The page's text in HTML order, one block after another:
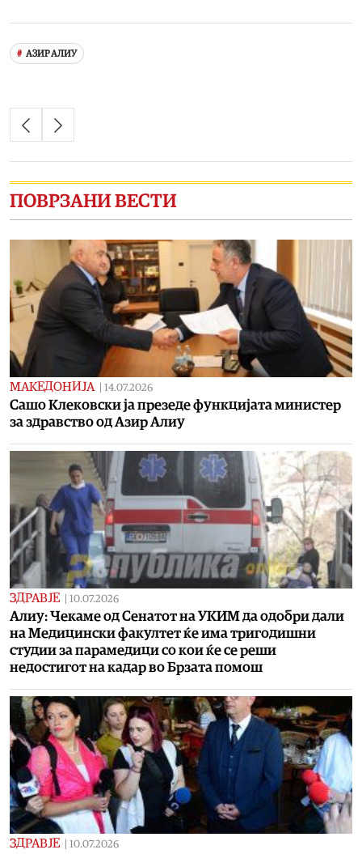
АЗИР АЛИУ
ПОВРЗАНИ ВЕСТИ
МАКЕДОНИЈА 14.07.2026
Сашо Клековски ја презеде функцијата министер
за здравство од Азир Алиу
ЗДРАВЈЕ 10.07.2026
Алиу: Чекаме од Сенатот на УКИМ да одобри дали
на Медицински факултет ќе има тригодишни
студии за парамедици со кои ќе се реши
недостигот на кадар во Брзата помош
ЗДРАВЈЕ 10.07.2026